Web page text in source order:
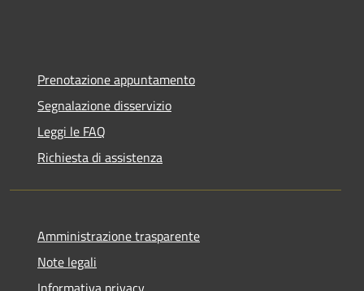
Prenotazione appuntamento
Segnalazione disservizio
Leggi le FAQ
Richiesta di assistenza
Amministrazione trasparente
Note legali